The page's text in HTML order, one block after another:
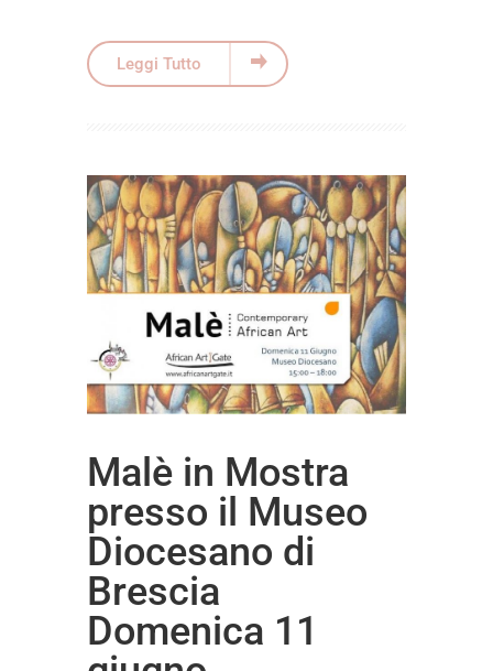
Leggi Tutto
Malè in Mostra
presso il Museo
Diocesano di
Brescia
Domenica 11